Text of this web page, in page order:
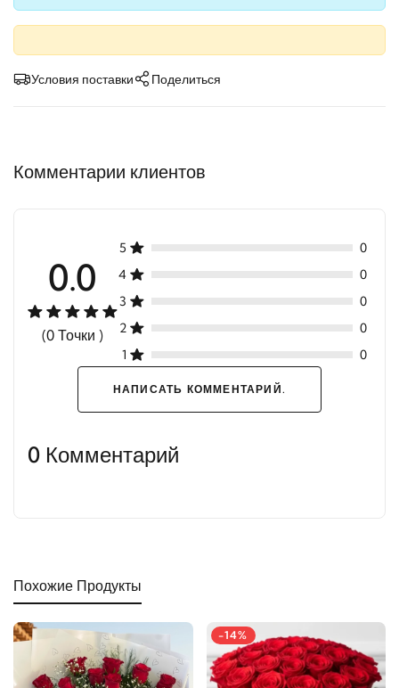
Условия поставки Поделиться
Комментарии клиентов
0.0
(0 Точки )
5
0
4
0
3
0
2
0
1
0
НАПИСАТЬ КОММЕНТАРИЙ.
0 Комментарий
Похожие Продукты
-14%